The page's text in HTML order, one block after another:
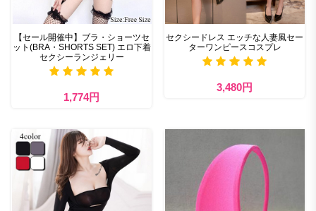
【セール開催中】ブラ・ショーツセ
ット(BRA・SHORTS SET) エロ下着
セクシーランジェリー
1,774円
セクシードレス エッチな人妻風セー
ターワンピースコスプレ
3,480円